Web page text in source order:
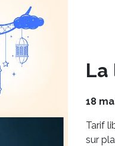
La
18
Tarif
sur